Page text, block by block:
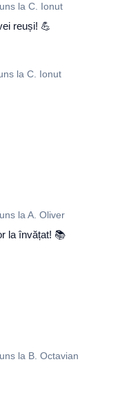
la C. Ionut
reuși! 💪
la C. Ionut
la A. Oliver
la învățat! 📚
la B. Octavian